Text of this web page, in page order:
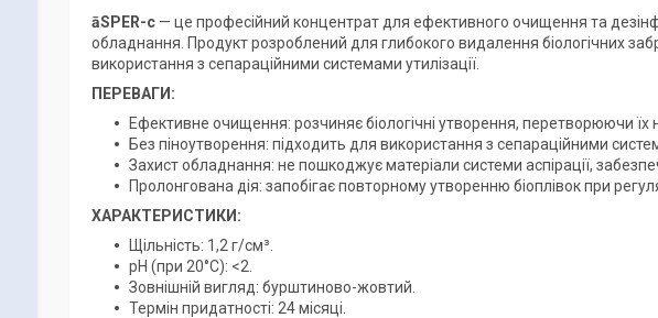
āSPER-c — це професійний концентрат для ефективного очищення та
обладнання. Продукт розроблений для глибокого видалення біологічних
використання з сепараційними системами утилізації.
ПЕРЕВАГИ:
Ефективне очищення: розчиняє біологічні утворення, перетворюючи їх
Без піноутворення: підходить для використання з сепараційними
Захист обладнання: не пошкоджує матеріали системи аспірації,
Пролонгована дія: запобігає повторному утворенню біоплівок при
ХАРАКТЕРИСТИКИ:
Щільність: 1,2 г/см³.
pH (при 20°C): <2.
Зовнішній вигляд: бурштиново-жовтий.
Термін придатності: 24 місяці.